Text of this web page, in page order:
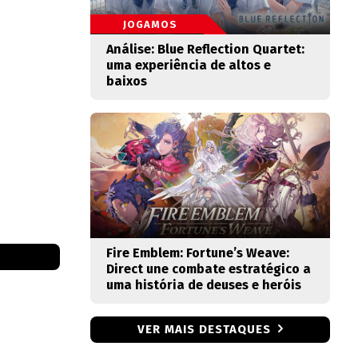
JOGAMOS
Análise: Blue Reflection Quartet:
uma experiência de altos e
baixos
Fire Emblem: Fortune’s Weave:
Direct une combate estratégico a
uma história de deuses e heróis
VER MAIS DESTAQUES